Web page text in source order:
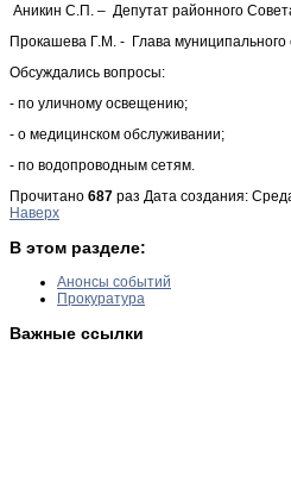
Аникин С.П. – Депутат районного
Прокашева Г.М. - Глава муниципального
Обсуждались вопросы:
- по уличному освещению;
- о медицинском обслуживании;
- по водопроводным сетям.
Прочитано 687 раз Дата создания:
Наверх
В этом разделе:
Анонсы событий
Прокуратура
Важные ссылки